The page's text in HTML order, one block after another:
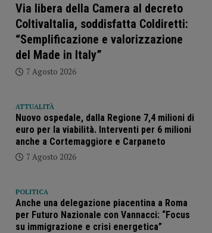
Via libera della Camera al decreto
ColtivaItalia, soddisfatta Coldiretti:
“Semplificazione e valorizzazione
del Made in Italy”
7 Agosto 2026
ATTUALITÀ
Nuovo ospedale, dalla Regione 7,4 milioni di
euro per la viabilità. Interventi per 6 milioni
anche a Cortemaggiore e Carpaneto
7 Agosto 2026
POLITICA
Anche una delegazione piacentina a Roma
per Futuro Nazionale con Vannacci: “Focus
su immigrazione e crisi energetica”